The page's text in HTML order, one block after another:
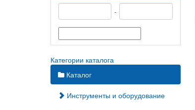
-
Категории каталога
Каталог
Инструменты и оборудование